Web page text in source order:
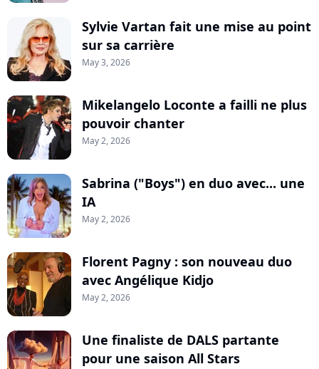
Sylvie Vartan fait une mise au point
sur sa carrière
May 3, 2026
Mikelangelo Loconte a failli ne plus
pouvoir chanter
May 2, 2026
Sabrina ("Boys") en duo avec... une
IA
May 2, 2026
Florent Pagny : son nouveau duo
avec Angélique Kidjo
May 2, 2026
Une finaliste de DALS partante
pour une saison All Stars